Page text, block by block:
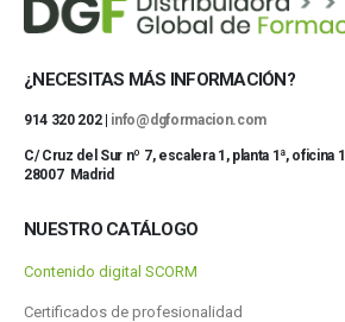
¿NECESITAS MÁS INFORMACIÓN?
914 320 202 | info@dgformacion.com
C/ Cruz del Sur nº 7, escalera 1, planta 1ª, oficina 1
28007 Madrid
NUESTRO CATÁLOGO
Contenido digital SCORM
Certificados de profesionalidad